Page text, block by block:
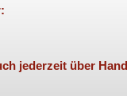
jederzeit über